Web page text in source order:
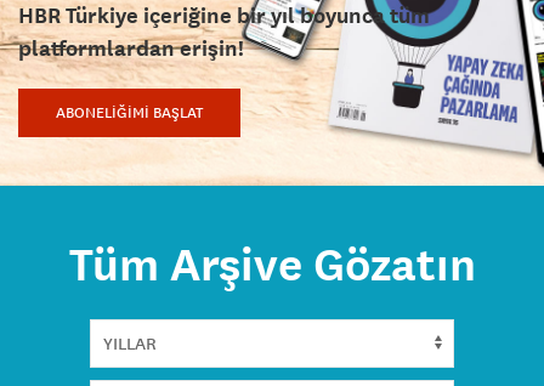
HBR Türkiye içeriğine bir yıl boyunca tüm
platformlardan erişin!
ABONELİĞİMİ BAŞLAT
Tüm Arşive Gözatın